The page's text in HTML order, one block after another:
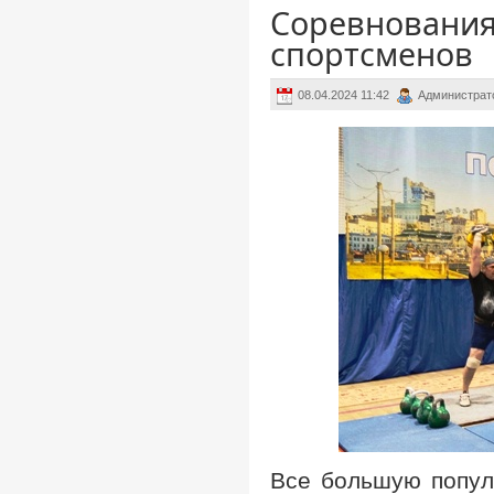
спортсменов
08.04.2024 11:42
Все большую